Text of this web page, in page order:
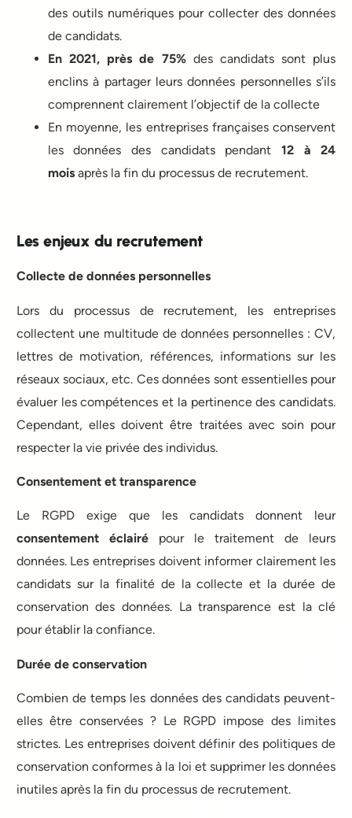
des outils numériques pour collecter des données
de candidats.
En 2021, près de 75%des candidats sont plus
enclins à partager leurs données personnelles s’ils
comprennent clairement l’objectif de la collecte
En moyenne, les entreprises françaises conservent
les données des candidats pendant 12 à 24
moisaprès la fin du processus de recrutement.
Les enjeux du recrutement
Collecte de données personnelles
Lors du processus de recrutement, les entreprises
collectent une multitude de données personnelles : CV,
lettres de motivation, références, informations sur les
réseaux sociaux, etc. Ces données sont essentielles pour
évaluer les compétences et la pertinence des candidats.
Cependant, elles doivent être traitées avec soin pour
respecter la vie privée des individus.
Consentement et transparence
Le RGPD exige que les candidats donnent leur
consentement éclairépour le traitement de leurs
données. Les entreprises doivent informer clairement les
candidats sur la finalité de la collecte et la durée de
conservation des données. La transparence est la clé
pour établir la confiance.
Durée de conservation
Combien de temps les données des candidats peuvent-
elles être conservées ? Le RGPD impose des limites
strictes. Les entreprises doivent définir des politiques de
conservation conformes à la loi et supprimer les données
inutiles après la fin du processus de recrutement.